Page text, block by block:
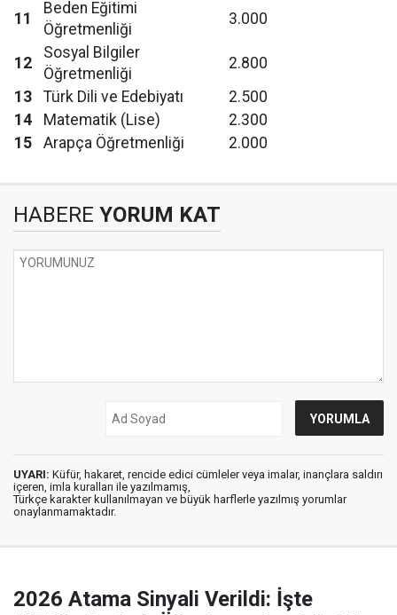
11
Beden Eğitimi
Öğretmenliği
3.000
12
Sosyal Bilgiler
Öğretmenliği
2.800
13
Türk Dili ve Edebiyatı
2.500
14
Matematik (Lise)
2.300
15
Arapça Öğretmenliği 2.000
HABERE YORUM KAT
UYARI: Küfür, hakaret, rencide edici cümleler veya imalar, inançlara saldırı
içeren, imla kuralları ile yazılmamış,
Türkçe karakter kullanılmayan ve büyük harflerle yazılmış yorumlar
onaylanmamaktadır.
2026 Atama Sinyali Verildi: İşte